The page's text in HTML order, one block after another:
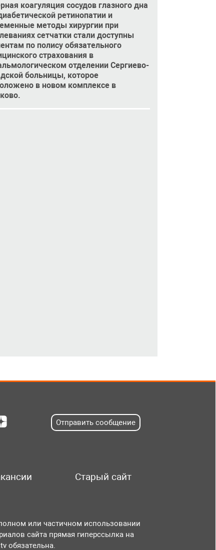
коагуляция сосудов глазного дна
ретинопатии и
методы хирургии при
сетчатки стали доступны
по полису обязательного
страхования в
отделении Сергиево-
больницы, которое
в новом комплексе в
Отправить сообщение
Старый сайт
или частичном использовании
сайта прямая гиперссылка на
обязательна.